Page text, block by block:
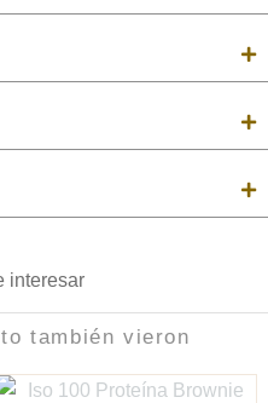
también vieron